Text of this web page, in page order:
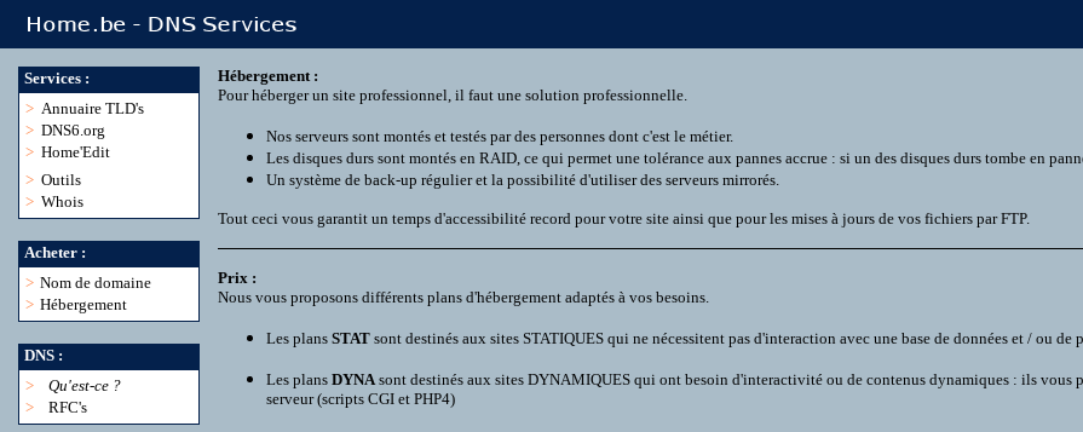
Services :
> Annuaire TLD's
> DNS6.org
> Home'Edit
> Outils
> Whois
Acheter :
> Nom de domaine
> Hébergement
DNS :
>
Qu'est-ce ?
>
RFC's
Hébergement :
Pour héberger un site professionnel, il faut une solution professionnelle.
Nos serveurs sont montés et testés par des personnes dont c'est le métier.
Les disques durs sont montés en RAID, ce qui permet une tolérance aux pannes accrue : si un des disques durs tombe en
Un système de back-up régulier et la possibilité d'utiliser des serveurs mirrorés.
Tout ceci vous garantit un temps d'accessibilité record pour votre site ainsi que pour les mises à jours de vos fichiers par FTP.
Prix :
Nous vous proposons différents plans d'hébergement adaptés à vos besoins.
Les plans STAT sont destinés aux sites STATIQUES qui ne nécessitent pas d'interaction avec une base de données et / ou de
Les plans DYNAsont destinés aux sites DYNAMIQUES qui ont besoin d'interactivité ou de contenus dynamiques : ils vous
serveur (scripts CGI et PHP4)